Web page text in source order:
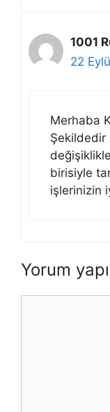
1001
22
Merhaba
Şekildedir
birisiyle
işlerinizin
Yorum